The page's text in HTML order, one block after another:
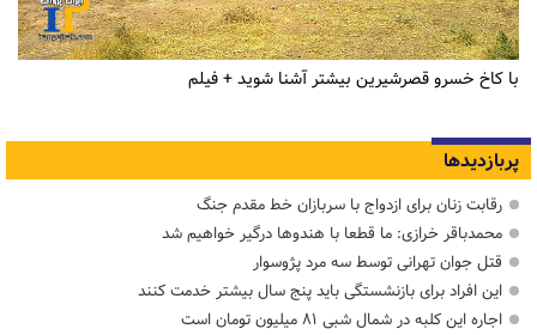
با کاخ خسرو قصرشیرین بیشتر آشنا شوید + فیلم
پربازدیدها
رقابت زنان برای ازدواج با سربازان خط مقدم جنگ
محمدباقر خرازی: ما قطعا با هندوها درگیر خواهیم شد
قتل جوان تهرانی توسط سه مرد پژوسوار
این افراد برای بازنشستگی باید پنج سال بیشتر خدمت کنند
اجاره این کلبه در شمال شبی ۸۱ میلیون تومان است